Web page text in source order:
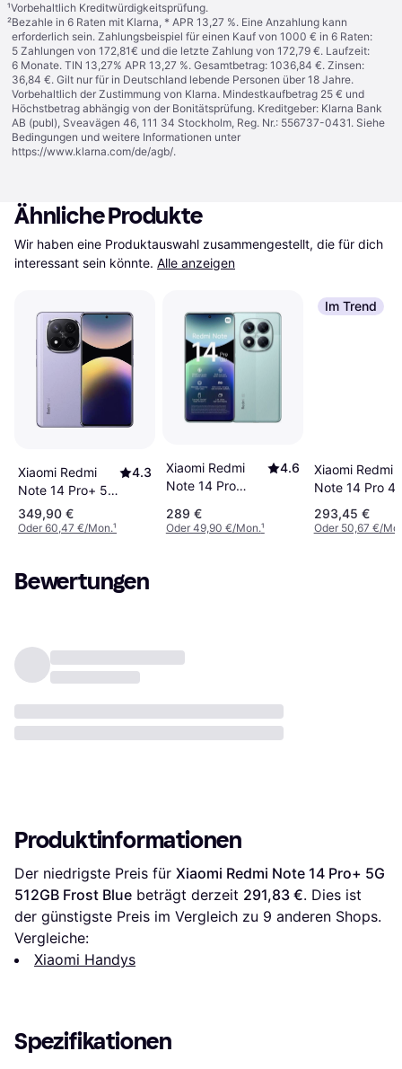
¹Vorbehaltlich Kreditwürdigkeitsprüfung.
²Bezahle in 6 Raten mit Klarna, * APR 13,27 %. Eine Anzahlung kann
erforderlich sein. Zahlungsbeispiel für einen Kauf von 1000 € in 6 Raten:
5 Zahlungen von 172,81€ und die letzte Zahlung von 172,79 €. Laufzeit:
6 Monate. TIN 13,27% APR 13,27 %. Gesamtbetrag: 1036,84 €. Zinsen:
36,84 €. Gilt nur für in Deutschland lebende Personen über 18 Jahre.
Vorbehaltlich der Zustimmung von Klarna. Mindestkaufbetrag 25 € und
Höchstbetrag abhängig von der Bonitätsprüfung. Kreditgeber: Klarna Bank
AB (publ), Sveavägen 46, 111 34 Stockholm, Reg. Nr.: 556737-0431. Siehe
Bedingungen und weitere Informationen unter
https://www.klarna.com/de/agb/.
Ähnliche Produkte
Wir haben eine Produktauswahl zusammengestellt, die für dich
interessant sein könnte. Alle anzeigen
Xiaomi Redmi
Note 14 Pro+ 5G
512GB Lavender
Purple
4.3
349,90 €
Oder 60,47 €/Mon.¹
Xiaomi Redmi
Note 14 Pro
512GB Coral
4.6
289 €
Oder 49,90 €/Mon.¹
Im Trend
Xiaomi Redmi
Note 14 Pro
12GB RAM
512GB
293,45 €
Oder 50,67 €/
Bewertungen
Produktinformationen
Der niedrigste Preis für Xiaomi Redmi Note 14 Pro+ 5G
512GB Frost Blue beträgt derzeit 291,83 €. Dies ist
der günstigste Preis im Vergleich zu 9 anderen Shops.
Vergleiche:
Xiaomi Handys
Spezifikationen